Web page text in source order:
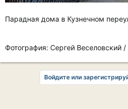
Парадная дома в Кузнечном
Фотография: Сергей Веселовский
Войдите или